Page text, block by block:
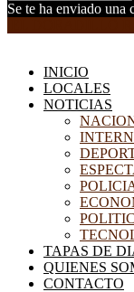
Se te ha enviado una
INICIO
LOCALES
NOTICIAS
TAPAS DE
QUIENES
CONTACTO